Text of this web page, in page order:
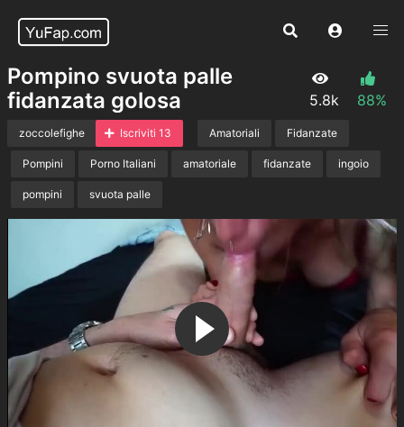
Pompino svuota palle
fidanzata golosa
5.8k 88%
zoccolefighe Iscriviti 13 Amatoriali Fidanzate
Pompini Porno Italiani amatoriale fidanzate ingoio
pompini svuota palle